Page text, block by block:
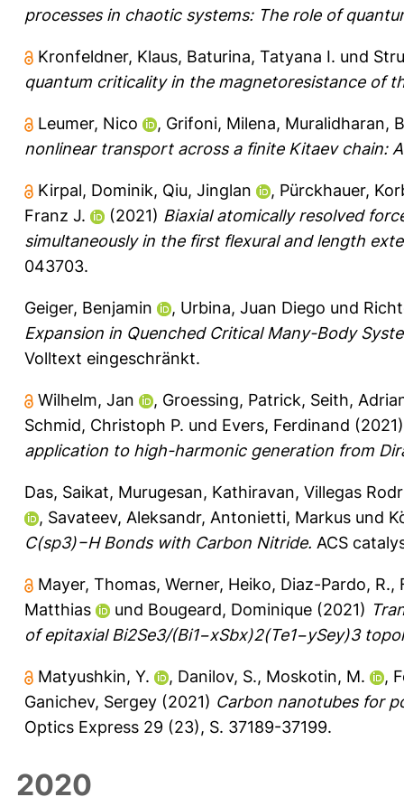
processes in chaotic systems: The role of
Kronfeldner, Klaus, Baturina, Tatyana I. und
quantum criticality in the magnetoresistance of
Leumer, Nico , Grifoni, Milena, Muralidharan,
nonlinear transport across a finite Kitaev chain:
Kirpal, Dominik, Qiu, Jinglan , Pürckhauer,
Franz J.
(2021) Biaxial atomically resolved
simultaneously in the first flexural and length
043703.
Geiger, Benjamin , Urbina, Juan Diego und
Expansion in Quenched Critical Many-Body
Volltext eingeschränkt.
Wilhelm, Jan , Groessing, Patrick, Seith,
Schmid, Christoph P. und Evers, Ferdinand
application to high-harmonic generation from
Das, Saikat, Murugesan, Kathiravan, Villegas
, Savateev, Aleksandr, Antonietti, Markus und
C(sp3)−H Bonds with Carbon Nitride. ACS
Mayer, Thomas, Werner, Heiko, Diaz-Pardo, R.,
Matthias
und Bougeard, Dominique (2021)
of epitaxial Bi2Se3/(Bi1−xSbx)2(Te1−ySey)3
Matyushkin, Y. , Danilov, S., Moskotin, M. ,
Ganichev, Sergey (2021) Carbon nanotubes for
Optics Express 29 (23), S. 37189-37199.
2020